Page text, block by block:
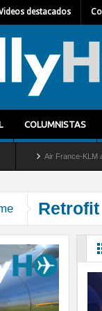
destacados
COLUMNISTAS
Air France-KLM anuncia
Retrofit